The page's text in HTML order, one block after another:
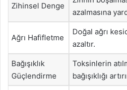
Zihinsel Denge
azalmasına
Ağrı Hafifletme
Doğal ağrı
azaltır.
Bağışıklık
Güçlendirme
Toksinlerin
bağışıklığı